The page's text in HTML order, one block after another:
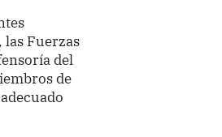
las Fuerzas
del
de